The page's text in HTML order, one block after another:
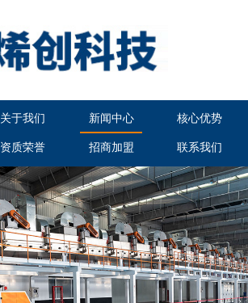
关于我们 新闻中心 核心优势
资质荣誉 招商加盟 联系我们